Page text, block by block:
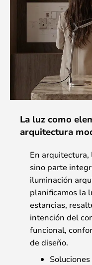
La luz como
arquitectura
En
sino parte
iluminación
planificamos la
estancias,
intención del
funcional,
de diseño.